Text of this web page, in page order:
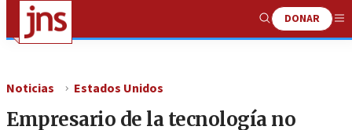
Show
Search
DONAR
Noticias Estados Unidos
Empresario de la tecnología no